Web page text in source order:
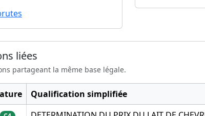
liées
partageant la même base légale.
Qualification simplifiée